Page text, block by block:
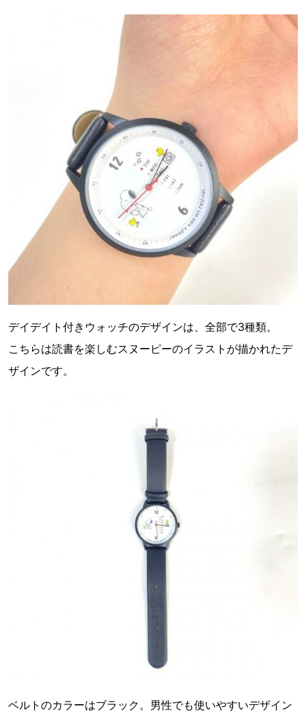
デイデイト付きウォッチのデザインは、全部で3種類。
こちらは読書を楽しむスヌーピーのイラストが描かれたデ
ザインです。
ベルトのカラーはブラック。男性でも使いやすいデザイン